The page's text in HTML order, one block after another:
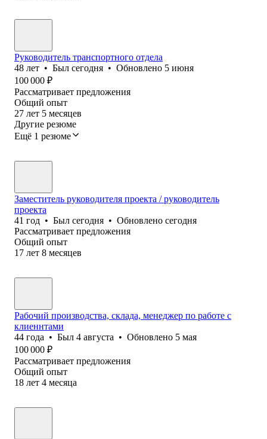
Руководитель транспортного отдела
48 лет • Был сегодня • Обновлено 5 июня
100 000 ₽
Рассматривает предложения
Общий опыт
27 лет 5 месяцев
Другие резюме
Ещё 1 резюме
Заместитель руководителя проекта / руководитель
проекта
41 год • Был сегодня • Обновлено сегодня
Рассматривает предложения
Общий опыт
17 лет 8 месяцев
Рабочий производства, склада, менеджер по работе с
клиеннтами
44 года • Был 4 августа • Обновлено 5 мая
100 000 ₽
Рассматривает предложения
Общий опыт
18 лет 4 месяца